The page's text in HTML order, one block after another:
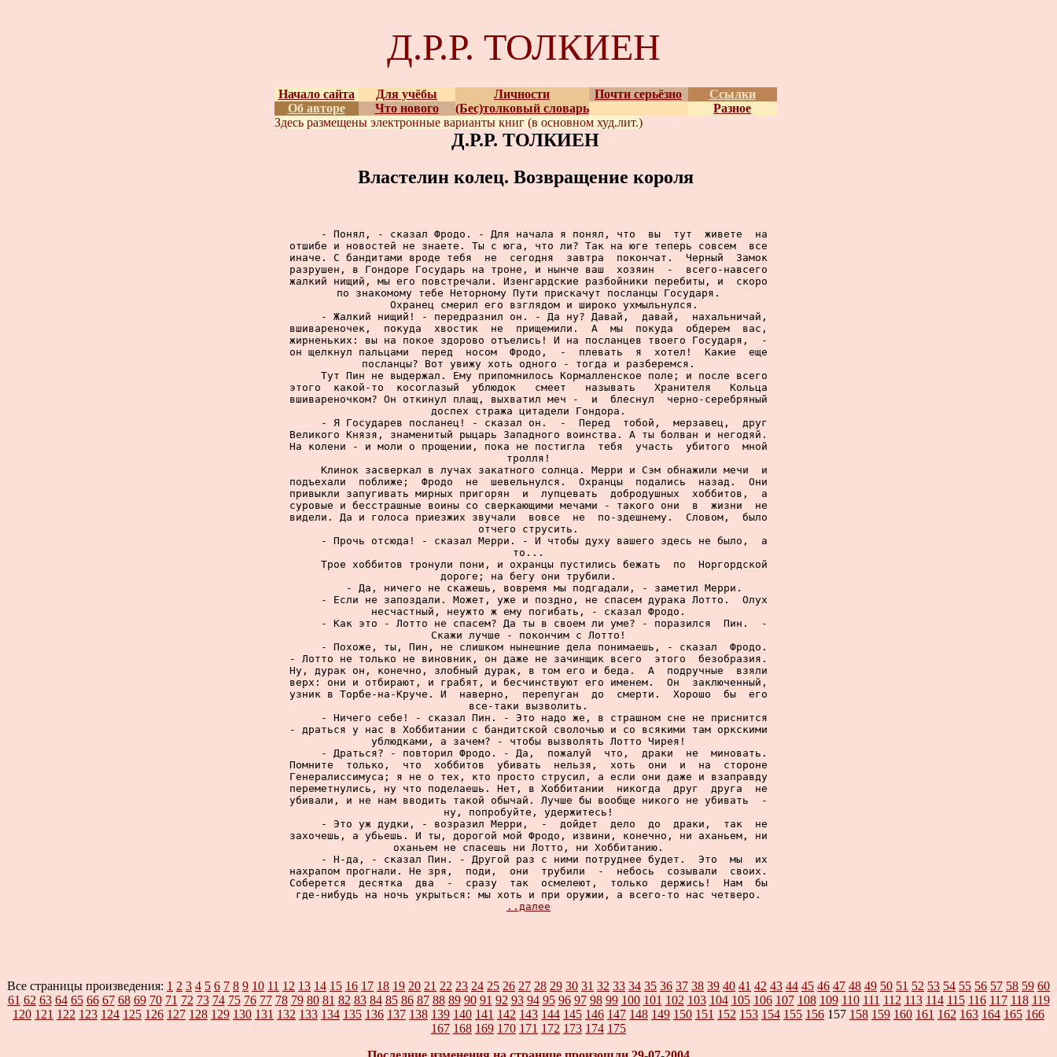
Д.Р.Р. ТОЛКИЕН
Начало сайта Для учёбы Личности Почти серьёзно
Ссылки
Об авторе
Что нового (Бес)толковый словарь
Разное
Здесь размещены электронные варианты книг (в основном худ.лит.)
Д.Р.Р. ТОЛКИЕН
Властелин колец. Возвращение короля
     - Понял, - сказал Фродо. - Для начала я понял, что  вы  тут  живете  на
отшибе и новостей не знаете. Ты с юга, что ли? Так на юге теперь совсем  все
иначе. С бандитами вроде тебя  не  сегодня  завтра  покончат.  Черный  Замок
разрушен, в Гондоре Государь на троне, и нынче ваш  хозяин  -  всего-навсего
жалкий нищий, мы его повстречали. Изенгардские разбойники перебиты, и  скоро
по знакомому тебе Неторному Пути прискачут посланцы Государя.
     Охранец смерил его взглядом и широко ухмыльнулся.
     - Жалкий нищий! - передразнил он. - Да ну? Давай,  давай,  нахальничай,
вшивареночек,  покуда  хвостик  не  прищемили.  А  мы  покуда  обдерем  вас,
жирненьких: вы на покое здорово отъелись! И на посланцев твоего Государя,  -
он щелкнул пальцами  перед  носом  Фродо,  -  плевать  я  хотел!  Какие  еще
посланцы? Вот увижу хоть одного - тогда и разберемся.
     Тут Пин не выдержал. Ему припомнилось Кормалленское поле; и после всего
этого  какой-то  косоглазый  ублюдок   смеет   называть   Хранителя   Кольца
вшивареночком? Он откинул плащ, выхватил меч -  и  блеснул  черно-серебряный
доспех стража цитадели Гондора.
     - Я Государев посланец! - сказал он.  -  Перед  тобой,  мерзавец,  друг
Великого Князя, знаменитый рыцарь Западного воинства. А ты болван и негодяй.
На колени - и моли о прощении, пока не постигла  тебя  участь  убитого  мной
тролля!
     Клинок засверкал в лучах закатного солнца. Мерри и Сэм обнажили мечи  и
подъехали  поближе;  Фродо  не  шевельнулся.  Охранцы  подались  назад.  Они
привыкли запугивать мирных пригорян  и  лупцевать  добродушных  хоббитов,  а
суровые и бесстрашные воины со сверкающими мечами - такого они  в  жизни  не
видели. Да и голоса приезжих звучали  вовсе  не  по-здешнему.  Словом,  было
отчего струсить.
     - Прочь отсюда! - сказал Мерри. - И чтобы духу вашего здесь не было,  а
то...
     Трое хоббитов тронули пони, и охранцы пустились бежать  по  Норгордской
дороге; на бегу они трубили.
     - Да, ничего не скажешь, вовремя мы подгадали, - заметил Мерри.
     - Если не запоздали. Может, уже и поздно, не спасем дурака Лотто.  Олух
несчастный, неужто ж ему погибать, - сказал Фродо.
     - Как это - Лотто не спасем? Да ты в своем ли уме? - поразился  Пин.  -
Скажи лучше - покончим с Лотто!
     - Похоже, ты, Пин, не слишком нынешние дела понимаешь, - сказал  Фродо.
- Лотто не только не виновник, он даже не зачинщик всего  этого  безобразия.
Ну, дурак он, конечно, злобный дурак, в том его и беда.  А  подручные  взяли
верх: они и отбирают, и грабят, и бесчинствуют его именем.  Он  заключенный,
узник в Торбе-на-Круче. И  наверно,  перепуган  до  смерти.  Хорошо  бы  его
все-таки вызволить.
     - Ничего себе! - сказал Пин. - Это надо же, в страшном сне не приснится
- драться у нас в Хоббитании с бандитской сволочью и со всякими там оркскими
ублюдками, а зачем? - чтобы вызволять Лотто Чирея!
     - Драться? - повторил Фродо. - Да,  пожалуй  что,  драки  не  миновать.
Помните  только,  что  хоббитов  убивать  нельзя,  хоть  они  и  на  стороне
Генералиссимуса; я не о тех, кто просто струсил, а если они даже и взаправду
переметнулись, ну что поделаешь. Нет, в Хоббитании  никогда  друг  друга  не
убивали, и не нам вводить такой обычай. Лучше бы вообще никого не убивать  -
ну, попробуйте, удержитесь!
     - Это уж дудки, - возразил Мерри,  -  дойдет  дело  до  драки,  так  не
захочешь, а убьешь. И ты, дорогой мой Фродо, извини, конечно, ни аханьем, ни
оханьем не спасешь ни Лотто, ни Хоббитанию.
     - Н-да, - сказал Пин. - Другой раз с ними потруднее будет.  Это  мы  их
нахрапом прогнали. Не зря,  поди,  они  трубили  -  небось  созывали  своих.
Соберется  десятка  два  -  сразу  так  осмелеют,  только  держись!  Нам  бы
где-нибудь на ночь укрыться: мы хоть и при оружии, а всего-то нас четверо.
..далее
Все страницы произведения: 1 2 3 4 5 6 7 8 9 10 11 12 13 14 15 16 17 18 19 20 21 22 23 24 25 26 27 28 29 30 31 32 33 34 35 36 37 38 39 40 41 42 43 44 45 46 47 48 49 50 51 52 53 54 55 56 57 58 59 60
61 62 63 64 65 66 67 68 69 70 71 72 73 74 75 76 77 78 79 80 81 82 83 84 85 86 87 88 89 90 91 92 93 94 95 96 97 98 99 100 101 102 103 104 105 106 107 108 109 110 111 112 113 114 115 116 117 118 119
120 121 122 123 124 125 126 127 128 129 130 131 132 133 134 135 136 137 138 139 140 141 142 143 144 145 146 147 148 149 150 151 152 153 154 155 156 157 158 159 160 161 162 163 164 165 166
167 168 169 170 171 172 173 174 175